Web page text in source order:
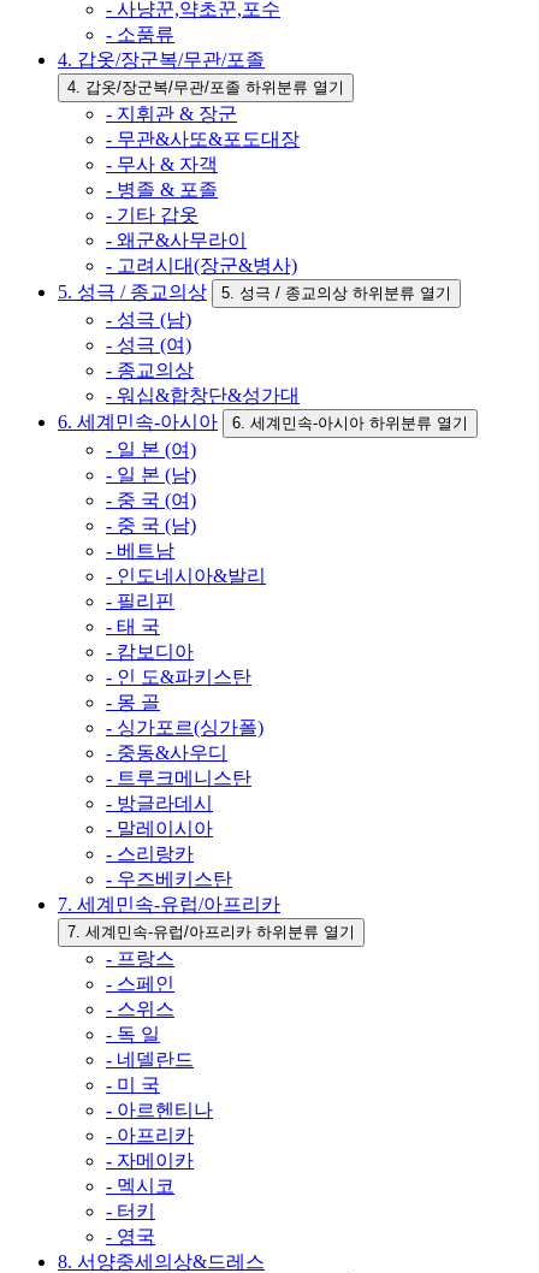
- 사냥꾼,약초꾼,포수
- 소품류
4. 갑옷/장군복/무관/포졸
4. 갑옷/장군복/무관/포졸 하위분류 열기
- 지휘관 & 장군
- 무관&사또&포도대장
- 무사 & 자객
- 병졸 & 포졸
- 기타 갑옷
- 왜군&사무라이
- 고려시대(장군&병사)
5. 성극 / 종교의상
5. 성극 / 종교의상 하위분류 열기
- 성극 (남)
- 성극 (여)
- 종교의상
- 워십&합창단&성가대
6. 세계민속-아시아
6. 세계민속-아시아 하위분류 열기
- 일 본 (여)
- 일 본 (남)
- 중 국 (여)
- 중 국 (남)
- 베트남
- 인도네시아&발리
- 필리핀
- 태 국
- 캄보디아
- 인 도&파키스탄
- 몽 골
- 싱가포르(싱가폴)
- 중동&사우디
- 트루크메니스탄
- 방글라데시
- 말레이시아
- 스리랑카
- 우즈베키스탄
7. 세계민속-유럽/아프리카
7. 세계민속-유럽/아프리카 하위분류 열기
- 프랑스
- 스페인
- 스위스
- 독 일
- 네델란드
- 미 국
- 아르헨티나
- 아프리카
- 자메이카
- 멕시코
- 터키
- 영국
8. 서양중세의상&드레스